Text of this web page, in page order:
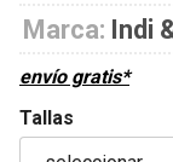
Marca: Indi
envío gratis*
Tallas